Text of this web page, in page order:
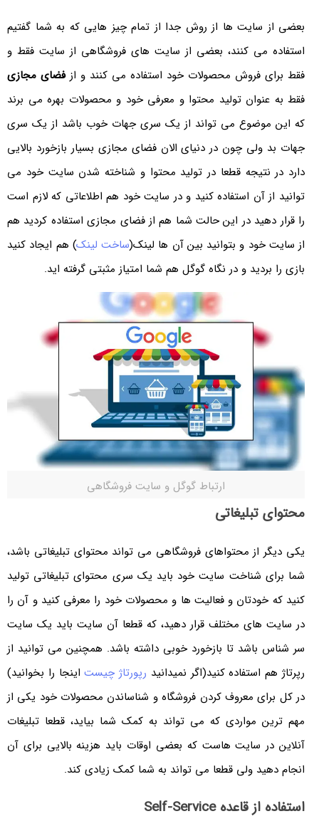
بعضی از سایت ها از روش جدا از تمام چیز هایی که به شما گفتیم
استفاده می کنند، بعضی از سایت های فروشگاهی از سایت فقط و
فقط برای فروش محصولات خود استفاده می کنند و از فضای مجازی
فقط به عنوان تولید محتوا و معرفی خود و محصولات بهره می برند
که این موضوع می تواند از یک سری جهات خوب باشد از یک سری
جهات بد ولی چون در دنیای الان فضای مجازی بسیار بازخورد بالایی
دارد در نتیجه قطعا در تولید محتوا و شناخته شدن سایت خود می
توانید از آن استفاده کنید و در سایت خود هم اطلاعاتی که لازم است
را قرار دهید در این حالت شما هم از فضای مجازی استفاده کردید هم
از سایت خود و بتوانید بین آن ها لینک(ساخت لینک) هم ایجاد کنید
بازی را بردید و در نگاه گوگل هم شما امتیاز مثبتی گرفته اید.
ارتباط گوگل و سایت فروشگاهی
محتوای تبلیغاتی
یکی دیگر از محتواهای فروشگاهی می تواند محتوای تبلیغاتی باشد،
شما برای شناخت سایت خود باید یک سری محتوای تبلیغاتی تولید
کنید که خودتان و فعالیت ها و محصولات خود را معرفی کنید و آن را
در سایت های مختلف قرار دهید، که قطعا آن سایت باید یک سایت
سر شناس باشد تا بازخورد خوبی داشته باشد. همچنین می توانید از
رپرتاژ هم استفاده کنید(اگر نمیدانید رپورتاژ چیستاینجا را بخوانید)
در کل برای معروف کردن فروشگاه و شناساندن محصولات خود یکی از
مهم ترین مواردی که می تواند به کمک شما بیاید، قطعا تبلیغات
آنلاین در سایت هاست که بعضی اوقات باید هزینه بالایی برای آن
انجام دهید ولی قطعا می تواند به شما کمک زیادی کند.
استفاده از قاعده Self-Service